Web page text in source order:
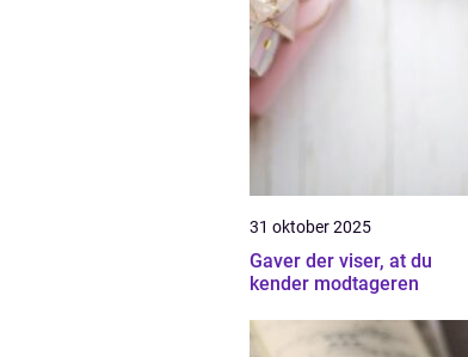
31 oktober 2025
Gaver der viser, at du
kender modtageren